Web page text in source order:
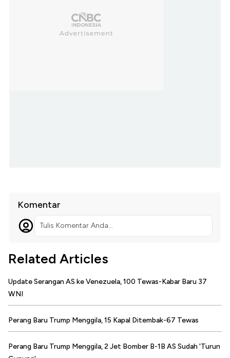
Komentar
Tulis Komentar Anda...
Related Articles
Update Serangan AS ke Venezuela, 100 Tewas-Kabar Baru 37
WNI
Perang Baru Trump Menggila, 15 Kapal Ditembak-67 Tewas
Perang Baru Trump Menggila, 2 Jet Bomber B-1B AS Sudah 'Turun